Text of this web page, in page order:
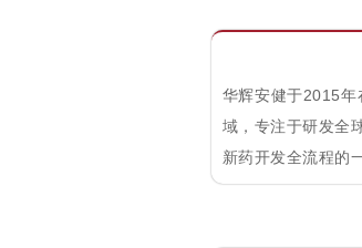
华辉安健于2015年
域，专注于研发全
新药开发全流程的